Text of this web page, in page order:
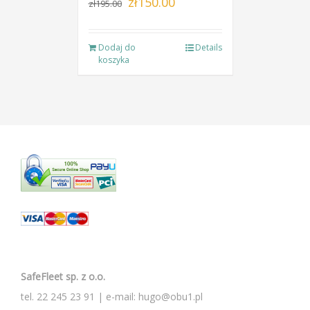
zł195.00
zł195.00.
Dodaj do
koszyka
Details
SafeFleet sp. z o.o.
tel. 22 245 23 91 | e-mail: hugo@obu1.pl